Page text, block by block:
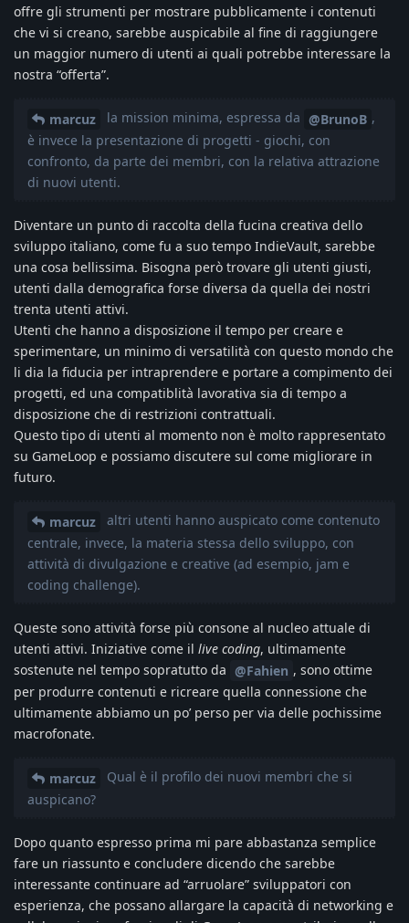
offre gli strumenti per mostrare pubblicamente i contenuti
che vi si creano, sarebbe auspicabile al fine di raggiungere
un maggior numero di utenti ai quali potrebbe interessare la
nostra “offerta”.
marcuz la mission minima, espressa da @BrunoB ,
è invece la presentazione di progetti - giochi, con
confronto, da parte dei membri, con la relativa attrazione
di nuovi utenti.
Diventare un punto di raccolta della fucina creativa dello
sviluppo italiano, come fu a suo tempo IndieVault, sarebbe
una cosa bellissima. Bisogna però trovare gli utenti giusti,
utenti dalla demografica forse diversa da quella dei nostri
trenta utenti attivi.
Utenti che hanno a disposizione il tempo per creare e
sperimentare, un minimo di versatilità con questo mondo che
li dia la fiducia per intraprendere e portare a compimento dei
progetti, ed una compatiblità lavorativa sia di tempo a
disposizione che di restrizioni contrattuali.
Questo tipo di utenti al momento non è molto rappresentato
su GameLoop e possiamo discutere sul come migliorare in
futuro.
marcuz
altri utenti hanno auspicato come contenuto
centrale, invece, la materia stessa dello sviluppo, con
attività di divulgazione e creative (ad esempio, jam e
coding challenge).
Queste sono attività forse più consone al nucleo attuale di
utenti attivi. Iniziative come il live coding, ultimamente
sostenute nel tempo sopratutto da @Fahien , sono ottime
per produrre contenuti e ricreare quella connessione che
ultimamente abbiamo un po’ perso per via delle pochissime
macrofonate.
marcuz
Qual è il profilo dei nuovi membri che si
auspicano?
Dopo quanto espresso prima mi pare abbastanza semplice
fare un riassunto e concludere dicendo che sarebbe
interessante continuare ad “arruolare” sviluppatori con
esperienza, che possano allargare la capacità di networking e